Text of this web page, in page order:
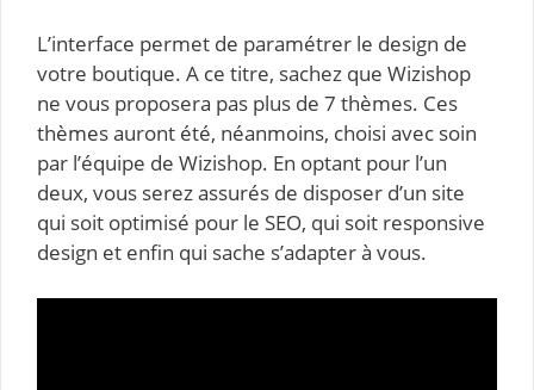
L’interface permet de paramétrer le design de
votre boutique. A ce titre, sachez que Wizishop
ne vous proposera pas plus de 7 thèmes. Ces
thèmes auront été, néanmoins, choisi avec soin
par l’équipe de Wizishop. En optant pour l’un
deux, vous serez assurés de disposer d’un site
qui soit optimisé pour le SEO, qui soit responsive
design et enfin qui sache s’adapter à vous.